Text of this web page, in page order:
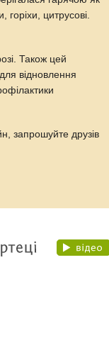
цитрусові.
Також цей
відновлення
запрошуйте друзів